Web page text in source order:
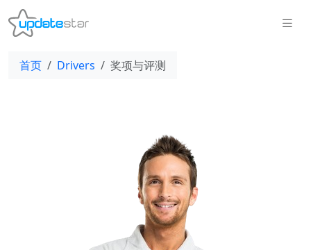
首页 Drivers 奖项与评测